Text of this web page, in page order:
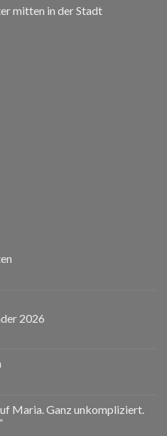
mitten in der Stadt
2026
Maria. Ganz unkompliziert.